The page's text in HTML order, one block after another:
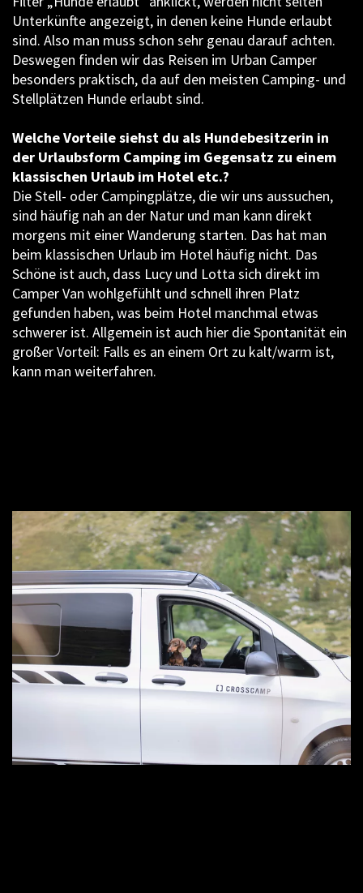
Unterkünfte angezeigt, in denen keine Hunde erlaubt
sind. Also man muss schon sehr genau darauf achten.
Deswegen finden wir das Reisen im Urban Camper
besonders praktisch, da auf den meisten Camping- und
Stellplätzen Hunde erlaubt sind.
Welche Vorteile siehst du als Hundebesitzerin in
der Urlaubsform Camping im Gegensatz zu einem
klassischen Urlaub im Hotel etc.?
Die Stell- oder Campingplätze, die wir uns aussuchen,
sind häufig nah an der Natur und man kann direkt
morgens mit einer Wanderung starten. Das hat man
beim klassischen Urlaub im Hotel häufig nicht. Das
Schöne ist auch, dass Lucy und Lotta sich direkt im
Camper Van wohlgefühlt und schnell ihren Platz
gefunden haben, was beim Hotel manchmal etwas
schwerer ist. Allgemein ist auch hier die Spontanität ein
großer Vorteil: Falls es an einem Ort zu kalt/warm ist,
kann man weiterfahren.